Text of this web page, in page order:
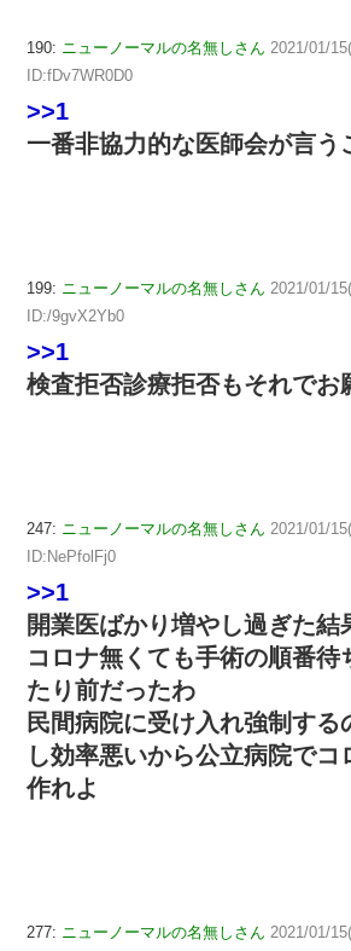
190: ニューノーマルの名無しさん 2021/01/
ID:fDv7WR0D0
>>1
一番非協力的な医師会が言う
199: ニューノーマルの名無しさん 2021/01/
ID:/9gvX2Yb0
>>1
検査拒否診療拒否もそれでお
247: ニューノーマルの名無しさん 2021/01/
ID:NePfolFj0
>>1
開業医ばかり増やし過ぎた結
コロナ無くても手術の順番待
たり前だったわ
民間病院に受け入れ強制する
し効率悪いから公立病院でコ
作れよ
277: ニューノーマルの名無しさん 2021/01/